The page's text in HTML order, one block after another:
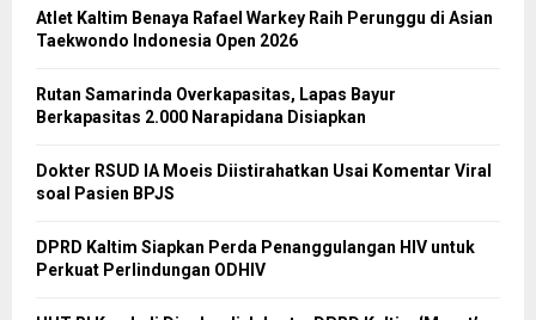
Atlet Kaltim Benaya Rafael Warkey Raih Perunggu di Asian
Taekwondo Indonesia Open 2026
Rutan Samarinda Overkapasitas, Lapas Bayur
Berkapasitas 2.000 Narapidana Disiapkan
Dokter RSUD IA Moeis Diistirahatkan Usai Komentar Viral
soal Pasien BPJS
DPRD Kaltim Siapkan Perda Penanggulangan HIV untuk
Perkuat Perlindungan ODHIV